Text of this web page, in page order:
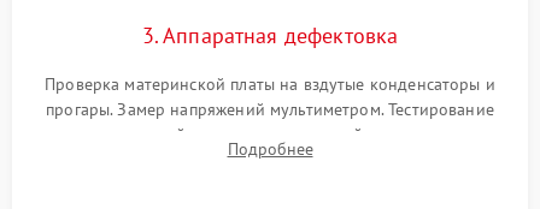
3. Аппаратная дефектовка
Проверка материнской платы на вздутые конденсаторы и
прогары. Замер напряжений мультиметром. Тестирование
оперативной памяти и накопителей с помощью
диагностического ПО для выявления сбойных секторов и
Подробнее